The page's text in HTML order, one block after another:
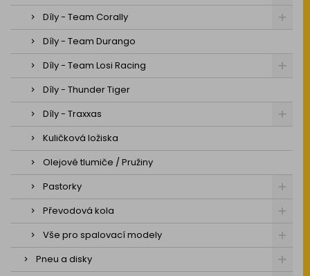
Díly - Team Corally
Díly - Team Durango
Díly - Team Losi Racing
Díly - Thunder Tiger
Díly - Traxxas
Kuličková ložiska
Olejové tlumiče / Pružiny
Pastorky
Převodová kola
Vše pro spalovací modely
Pneu a disky